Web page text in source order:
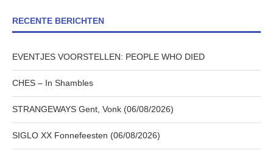
RECENTE BERICHTEN
EVENTJES VOORSTELLEN: PEOPLE WHO DIED
CHES – In Shambles
STRANGEWAYS Gent, Vonk (06/08/2026)
SIGLO XX Fonnefeesten (06/08/2026)